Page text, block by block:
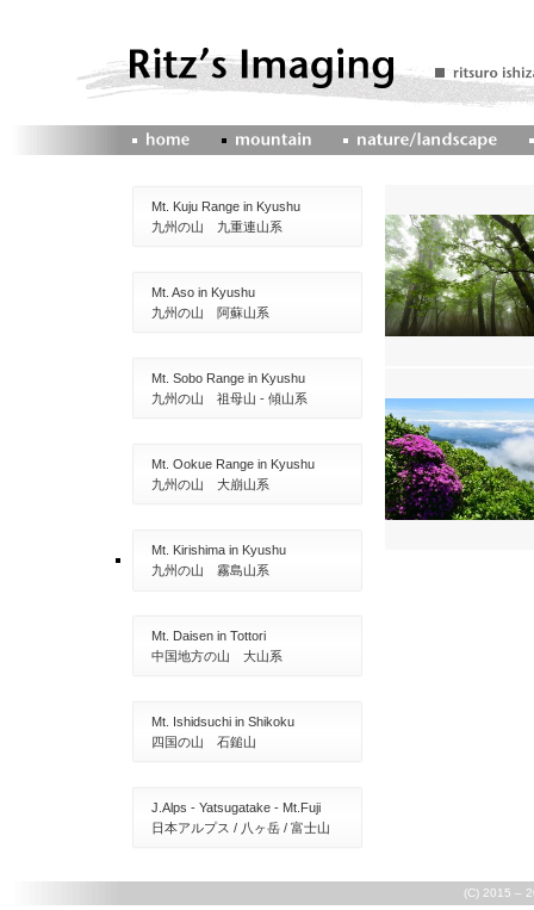
Mt. Kuju Range in Kyushu
九州の山 九重連山系
Mt. Aso in Kyushu
九州の山 阿蘇山系
Mt. Sobo Range in Kyushu
九州の山 祖母山 - 傾山系
Mt. Ookue Range in Kyushu
九州の山 大崩山系
Mt. Kirishima in Kyushu
九州の山 霧島山系
Mt. Daisen in Tottori
中国地方の山 大山系
Mt. Ishidsuchi in Shikoku
四国の山 石鎚山
J.Alps - Yatsugatake - Mt.Fuji
日本アルプス / 八ヶ岳 / 富士山
(C) 2015 –